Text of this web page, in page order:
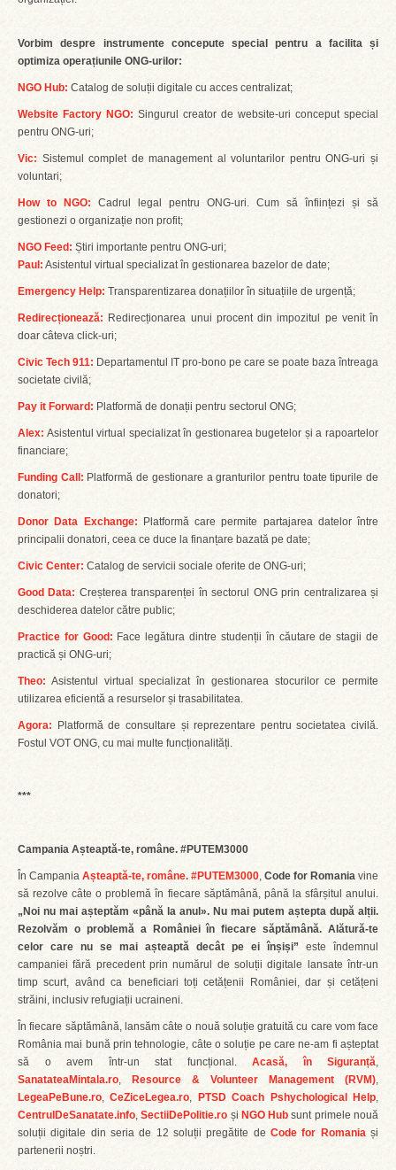
Vorbim despre instrumente concepute special pentru a facilita și
optimiza operațiunile ONG-urilor:
NGO Hub: Catalog de soluții digitale cu acces centralizat;
Website Factory NGO: Singurul creator de website-uri conceput special
pentru ONG-uri;
Vic: Sistemul complet de management al voluntarilor pentru ONG-uri și
voluntari;
How to NGO: Cadrul legal pentru ONG-uri. Cum să înființezi și să
gestionezi o organizație non profit;
NGO Feed: Știri importante pentru ONG-uri;
Paul: Asistentul virtual specializat în gestionarea bazelor de date;
Emergency Help: Transparentizarea donațiilor în situațiile de urgență;
Redirecționează: Redirecționarea unui procent din impozitul pe venit în
doar câteva click-uri;
Civic Tech 911: Departamentul IT pro-bono pe care se poate baza întreaga
societate civilă;
Pay it Forward: Platformă de donații pentru sectorul ONG;
Alex: Asistentul virtual specializat în gestionarea bugetelor și a rapoartelor
financiare;
Funding Call: Platformă de gestionare a granturilor pentru toate tipurile de
donatori;
Donor Data Exchange: Platformă care permite partajarea datelor între
principalii donatori, ceea ce duce la finanțare bazată pe date;
Civic Center: Catalog de servicii sociale oferite de ONG-uri;
Good Data: Creșterea transparenței în sectorul ONG prin centralizarea și
deschiderea datelor către public;
Practice for Good: Face legătura dintre studenții în căutare de stagii de
practică și ONG-uri;
Theo: Asistentul virtual specializat în gestionarea stocurilor ce permite
utilizarea eficientă a resurselor și trasabilitatea.
Agora: Platformă de consultare și reprezentare pentru societatea civilă.
Fostul VOT ONG, cu mai multe funcționalități.
***
Campania Așteaptă-te, române. #PUTEM3000
În Campania Așteaptă-te, române. #PUTEM3000, Code for Romania vine
să rezolve câte o problemă în fiecare săptămână, până la sfârșitul anului.
„Noi nu mai așteptăm «până la anul». Nu mai putem aștepta după alții.
Rezolvăm o problemă a României în fiecare săptămână. Alătură-te
celor care nu se mai așteaptă decât pe ei înșiși” este îndemnul
campaniei fără precedent prin numărul de soluții digitale lansate într-un
timp scurt, având ca beneficiari toți cetățenii României, dar și cetățeni
străini, inclusiv refugiații ucraineni.
În fiecare săptămână, lansăm câte o nouă soluție gratuită cu care vom face
România mai bună prin tehnologie, câte o soluție pe care ne-am fi așteptat
să o avem într-un stat funcțional. Acasă, în Siguranță,
SanatateaMintala.ro, Resource & Volunteer Management (RVM),
LegeaPeBune.ro,CeZiceLegea.ro, PTSD Coach Pshychological Help,
CentrulDeSanatate.info,SectiiDePolitie.ro și NGO Hub sunt primele nouă
soluții digitale din seria de 12 soluții pregătite de Code for Romaniași
partenerii noștri.